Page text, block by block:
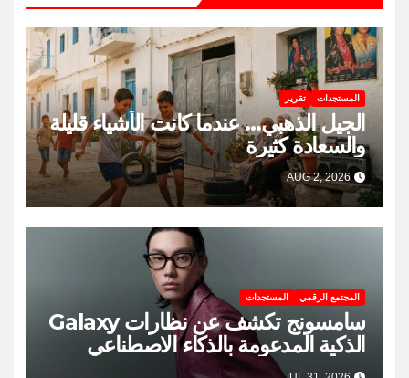
المستجدات تقرير
الجيل الذهبي… عندما كانت الأشياء قليلة
والسعادة كثيرة
AUG 2, 2026
المجتمع الرقمي المستجدات
سامسونج تكشف عن نظارات Galaxy
الذكية المدعومة بالذكاء الاصطناعي